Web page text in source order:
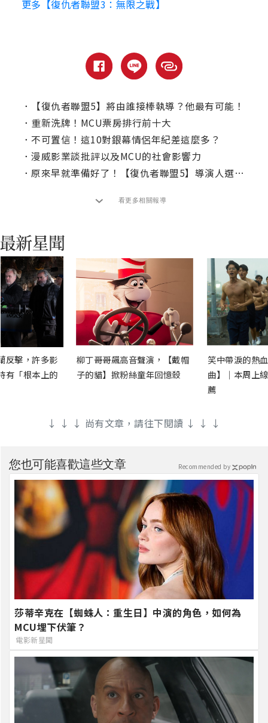
更多【復仇者聯盟3：無限之戰】
．
【復仇者聯盟5】將由誰接棒執導？他最有可能！
． 重新洗牌！MCU票房排行前十大
． 不可置信！這10對銀幕情侶年紀差這麼多？
． 漫威影業談批評以及MCU的社會影響力
． 原來早就準備好了！【復仇者聯盟5】導演人選曝光
看更多相關報導
反擊，許多影
有「根本上的
柳丁哥哥飆高音聲演，【戴帽
子的貓】掀粉絲童年回憶殺
笑中帶淚的熱
曲】｜本周上
薦
↓ ↓ ↓ 尚有文章，請往下閱讀 ↓ ↓ ↓
您也可能喜歡這些文章
莎蒂辛克在【蜘蛛人：重生日】中演的角色，如何為
MCU埋下伏筆？
電影新星聞
Recommended by